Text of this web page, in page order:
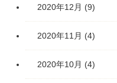
2020年12月 (9)
2020年11月 (4)
2020年10月 (4)